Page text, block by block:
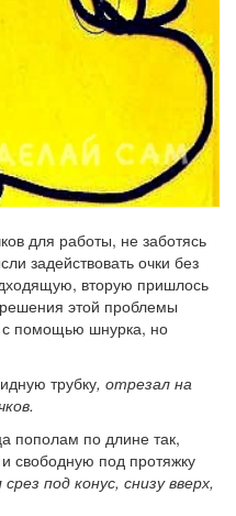
для работы, не заботясь
задействовать очки без
вторую пришлось
этой проблемы
помощью шнурка, но
трубку, отрезал на
пополам по длине так,
свободную под протяжку
под конус, снизу вверх,